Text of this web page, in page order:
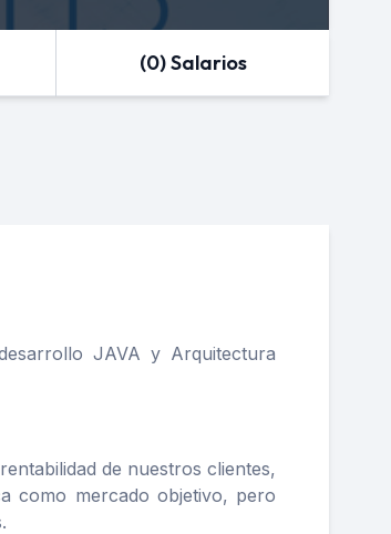
(0) Salarios
JAVA y Arquitectura
de nuestros clientes,
como mercado objetivo, pero